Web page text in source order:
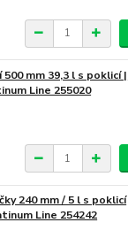
500 mm 39,3 l s poklicí |
Line 255020
240 mm / 5 l s poklicí
Line 254242